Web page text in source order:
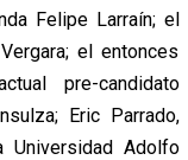
Felipe Larraín; el
el entonces
pre-candidato
Eric Parrado,
Adolfo